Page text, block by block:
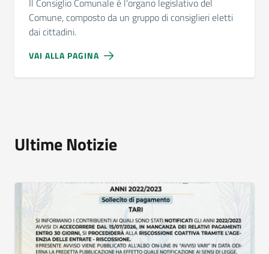
Il Consiglio Comunale è l'organo legislativo del
Comune, composto da un gruppo di consiglieri eletti
dai cittadini.
VAI ALLA PAGINA
Ultime Notizie